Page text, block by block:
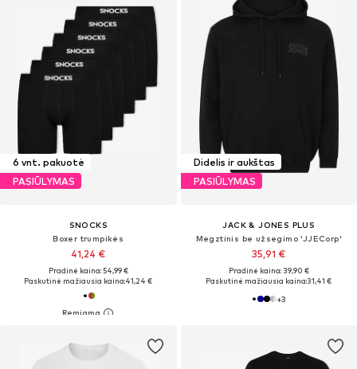
6 vnt. pakuotė
PASIŪLYMAS
SNOCKS
Boxer trumpikės
41,24 €
Pradinė kaina: 54,99 €
Paskutinė mažiausia kaina:41,24 €
Didelis ir aukštas
PASIŪLYMAS
JACK & JONES PLUS
Megztinis be užsegimo 'JJECorp'
35,91 €
Pradinė kaina: 39,90 €
Paskutinė mažiausia kaina:31,41 €
+3